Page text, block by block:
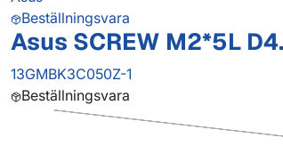
Beställningsvara
Asus SCREW M2*5L
13GMBK3C050Z-1
Beställningsvara